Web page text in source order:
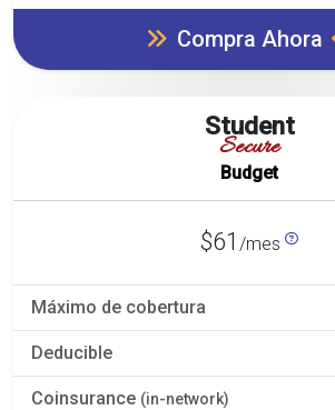
Compra Ahora
Student
Secure
Budget
$61 /mes
Máximo de cobertura
Deducible
Coinsurance (in-network)